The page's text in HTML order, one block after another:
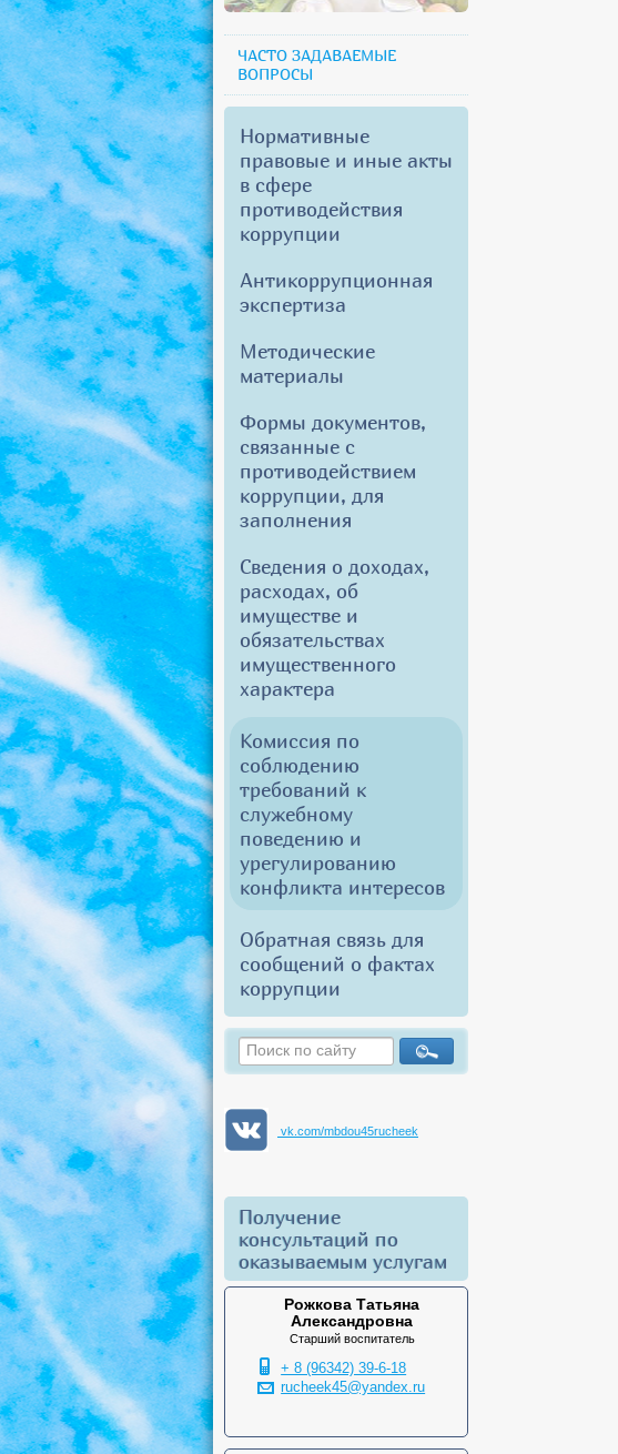
ЧАСТО ЗАДАВАЕМЫЕ
ВОПРОСЫ
Нормативные
правовые и иные акты
в сфере
противодействия
коррупции
Антикоррупционная
экспертиза
Методические
материалы
Формы документов,
связанные с
противодействием
коррупции, для
заполнения
Сведения о доходах,
расходах, об
имуществе и
обязательствах
имущественного
характера
Комиссия по
соблюдению
требований к
служебному
поведению и
урегулированию
конфликта интересов
Обратная связь для
сообщений о фактах
коррупции
vk.com/mbdou45rucheek
Получение
консультаций по
оказываемым услугам
Рожкова Татьяна
Александровна
Старший воспитатель
+ 8 (96342) 39-6-18
rucheek45@yandex.ru